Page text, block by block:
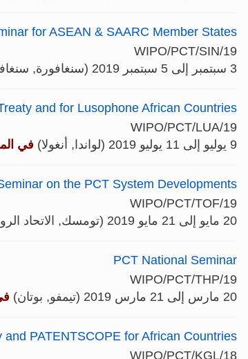
for ASEAN & SAARC Member States
WIPO/PCT/SIN/19
3 سبتمبر إلى 5 سبتمبر 2019 (سنغافورة, سنغافورة)
and for Lusophone African Countries
WIPO/PCT/LUA/19
9 يوليو إلى 11 يوليو 2019 (لواندا, أنغولا)
في
on the PCT System Developments
WIPO/PCT/TOF/19
20 مايو إلى 21 مايو 2019 (تومسك, الاتحاد الروسي)
PCT National Seminar
WIPO/PCT/THP/19
20 مارس إلى 21 مارس 2019 (تيمفو, بوتان)
PATENTSCOPE for African Countries
WIPO/PCT/KGL/18